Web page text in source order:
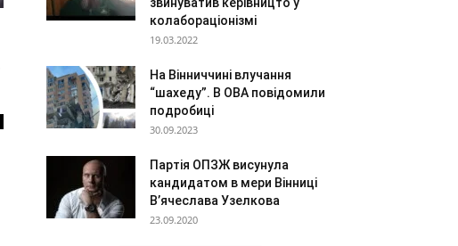
колабораціонізмі
19.03.2022
На Вінниччині влучання
“шахеду”. В ОВА повідомили
подробиці
30.09.2023
Партія ОПЗЖ висунула
кандидатом в мери Вінниці
В’ячеслава Узелкова
23.09.2020